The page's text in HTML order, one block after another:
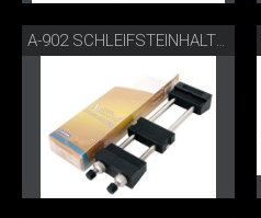
A-902 SCHLEIFSTEINHALTER